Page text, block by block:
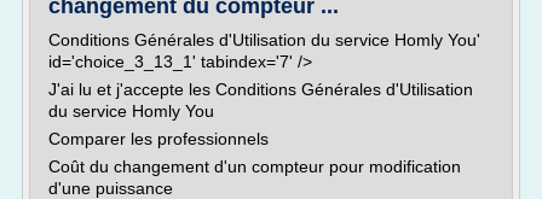
changement du compteur ...
Conditions Générales d'Utilisation du service Homly You'
id='choice_3_13_1' tabindex='7' />
J'ai lu et j'accepte les Conditions Générales d'Utilisation
du service Homly You
Comparer les professionnels
Coût du changement d'un compteur pour modification
d'une puissance